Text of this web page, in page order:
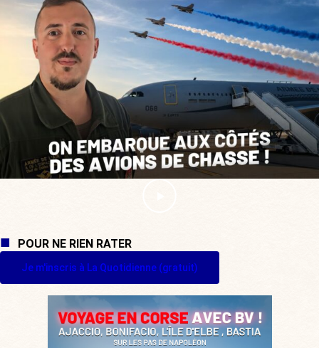
POUR NE RIEN RATER
Je m'inscris à La Quotidienne (gratuit)